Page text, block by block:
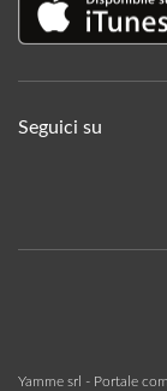
Seguici su
Yamme srl - Portale